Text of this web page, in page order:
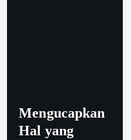
Mengucapkan
Hal yang